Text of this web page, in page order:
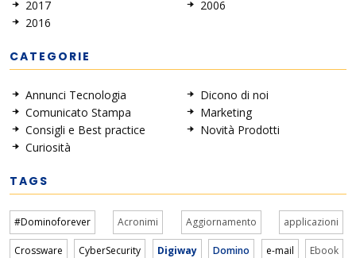
2017
2016
2006
CATEGORIE
Annunci Tecnologia
Comunicato Stampa
Consigli e Best practice
Curiosità
Dicono di noi
Marketing
Novità Prodotti
TAGS
#Dominoforever Acronimi Aggiornamento applicazioni
Crossware CyberSecurity Digiway Domino e-mail Ebook